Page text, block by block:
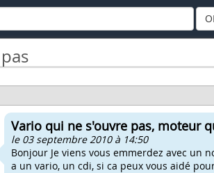
Vario qui ne s'ouvre pas, moteur
le 03 septembre 2010 à 14:50
Bonjour Je viens vous emmerdez avec un
a un vario, un cdi, si ca peux vous aidé